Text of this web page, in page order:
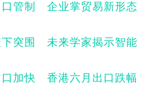
口管制 企业掌贸易新形态
下突围 未来学家揭示智能
口加快 香港六月出口跌幅